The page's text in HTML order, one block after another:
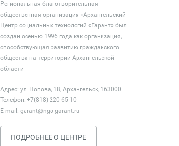
Региональная благотворительная
общественная организация «Архангельский
Центр социальных технологий «Гарант» был
создан осенью 1996 года как организация,
способствующая развитию гражданского
общества на территории Архангельской
области
Адрес: ул. Попова, 18, Архангельск, 163000
Телефон: +7(818) 220-65-10
E-mail: garant@ngo-garant.ru
ПОДРОБНЕЕ О ЦЕНТРЕ